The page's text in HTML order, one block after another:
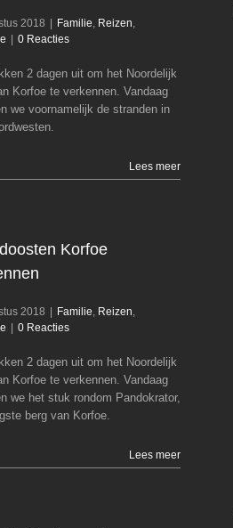
Familie Reizen Vakantie
2018 Familie, Reizen,
0 Reacties
2 dagen uit om het Noordelijk
Korfoe te verkennen. Vandaag
we voornamelijk de stranden in
Lees meer
Familie Reizen Vakantie
Korfoe
2018 Familie, Reizen,
0 Reacties
2 dagen uit om het Noordelijk
Korfoe te verkennen. Vandaag
we het stuk rondom Pandokrator,
berg van Korfoe.
Lees meer